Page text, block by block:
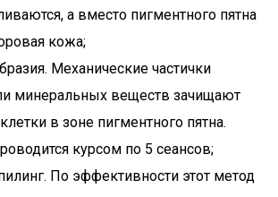
а вместо пигментного пятна
кожа;
Механические частички
минеральных веществ зачищают
в зоне пигментного пятна.
курсом по 5 сеансов;
По эффективности этот метод